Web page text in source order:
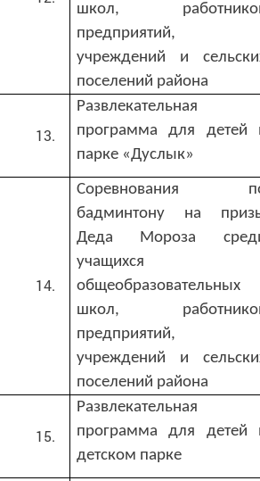
школ,
предприятий,
учреждений и
поселений района
Развлекательная
программа для детей
парке «Дуслык»
Соревнования
бадминтону на
Деда Мороза
учащихся
общеобразовательных
школ,
предприятий,
учреждений и
поселений района
Развлекательная
программа для детей
детском парке